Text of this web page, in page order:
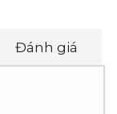
Đánh giá